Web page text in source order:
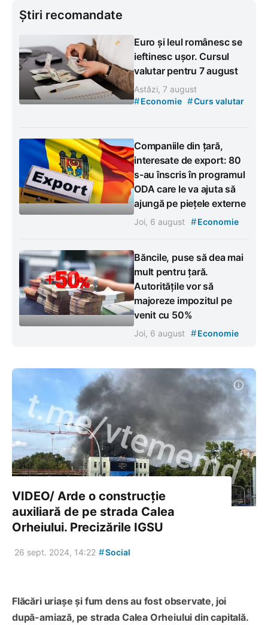
Știri recomandate
Euro și leul românesc se
ieftinesc ușor. Cursul
valutar pentru 7 august
Astăzi, 7 august
#Economie #Curs valutar
Companiile din țară,
interesate de export: 80
s-au înscris în programul
ODA care le va ajuta să
ajungă pe piețele externe
Joi, 6 august #Economie
Băncile, puse să dea mai
mult pentru țară.
Autoritățile vor să
majoreze impozitul pe
venit cu 50%
Joi, 6 august #Economie
VIDEO/ Arde o construcție
auxiliară de pe strada Calea
Orheiului. Precizările IGSU
26 sept. 2024, 14:22 #Social
Flăcări uriașe și fum dens au fost observate, joi
după-amiază, pe strada Calea Orheiului din capitală.